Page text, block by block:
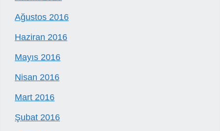
Ağustos 2016
Haziran 2016
Mayıs 2016
Nisan 2016
Mart 2016
Şubat 2016